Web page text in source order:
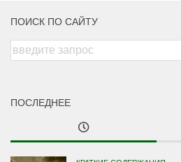
ПОИСК ПО САЙТУ
ПОСЛЕДНЕЕ